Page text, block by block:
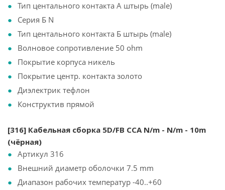
Тип центального контакта А штырь (male)
Серия Б N
Тип центального контакта Б штырь (male)
Волновое сопротивление 50 ohm
Покрытие корпуса никель
Покрытие центр. контакта золото
Диэлектрик тефлон
Конструктив прямой
[316] Кабельная сборка 5D/FB CCA N/m - N/m - 10m
(чёрная)
Артикул 316
Внешний диаметр оболочки 7.5 mm
Диапазон рабочих температур -40..+60